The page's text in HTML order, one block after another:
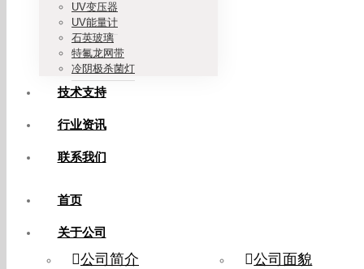
UV变压器
UV能量计
石英玻璃
特氟龙网带
冷阴极杀菌灯
技术支持
行业资讯
联系我们
首页
关于公司
公司简介
公司面貌